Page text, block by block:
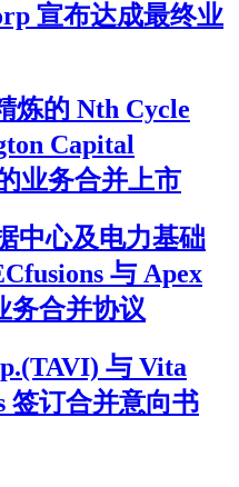
宣布达成最终业
炼的 Nth Cycle
Capital
业务合并上市
中心及电力基础
与 Apex
务合并协议
与 Vita
签订合并意向书